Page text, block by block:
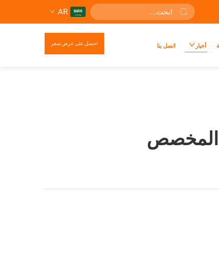
AR
أخبار اتصل بنا احصل على عرض سعر
المخصص